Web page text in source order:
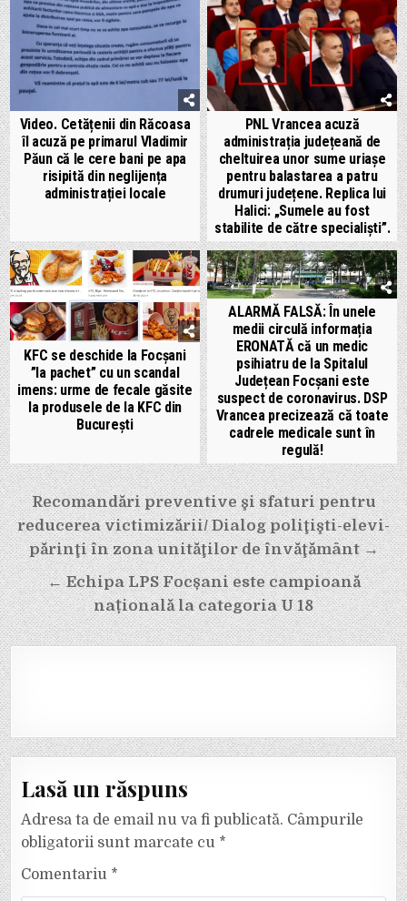
Video. Cetățenii din Răcoasa
îl acuză pe primarul Vladimir
Păun că le cere bani pe apa
risipită din neglijența
administrației locale
PNL Vrancea acuză
administrația județeană de
cheltuirea unor sume uriașe
pentru balastarea a patru
drumuri județene. Replica lui
Halici: „Sumele au fost
stabilite de către specialiști”.
KFC se deschide la Focșani
”la pachet” cu un scandal
imens: urme de fecale găsite
la produsele de la KFC din
București
ALARMĂ FALSĂ: În unele
medii circulă informația
ERONATĂ că un medic
psihiatru de la Spitalul
Județean Focșani este
suspect de coronavirus. DSP
Vrancea precizează că toate
cadrele medicale sunt în
regulă!
Navigare
în
articole
Recomandări preventive şi sfaturi pentru
reducerea victimizării/ Dialog poliţişti-elevi-
părinţi în zona unităţilor de învăţământ →
← Echipa LPS Focșani este campioană
națională la categoria U 18
Lasă un răspuns
Adresa ta de email nu va fi publicată. Câmpurile
obligatorii sunt marcate cu *
Comentariu *